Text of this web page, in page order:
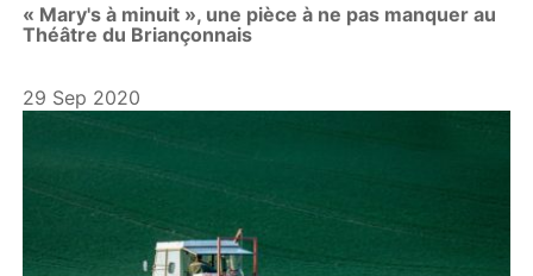
« Mary's à minuit », une pièce à ne pas manquer au
Théâtre du Briançonnais
29 Sep 2020